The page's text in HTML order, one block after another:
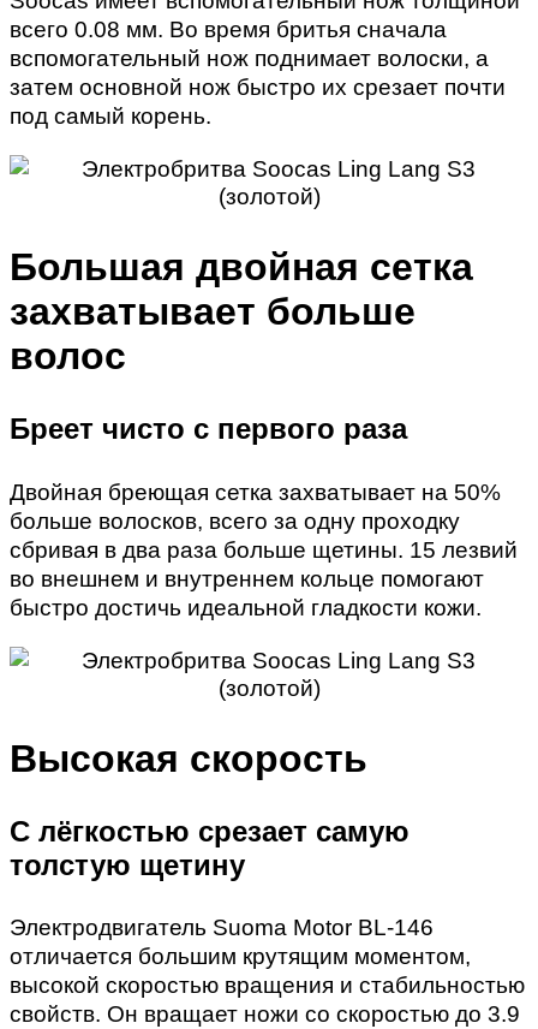
всего 0.08 мм. Во время бритья сначала
вспомогательный нож поднимает волоски, а
затем основной нож быстро их срезает почти
под самый корень.
Большая двойная сетка
захватывает больше
волос
Бреет чисто с первого раза
Двойная бреющая сетка захватывает на 50%
больше волосков, всего за одну проходку
сбривая в два раза больше щетины. 15 лезвий
во внешнем и внутреннем кольце помогают
быстро достичь идеальной гладкости кожи.
Высокая скорость
С лёгкостью срезает самую
толстую щетину
Электродвигатель Suoma Motor BL-146
отличается большим крутящим моментом,
высокой скоростью вращения и стабильностью
свойств. Он вращает ножи со скоростью до 3.9